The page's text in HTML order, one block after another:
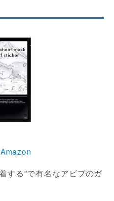
Amazon
する”で有名なアビブのガ